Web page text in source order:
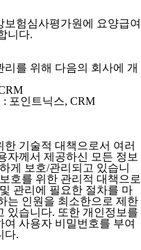
험심사평가원에 요양급여
니다.
를 위해 다음의 회사에 개
포인트닉스, CRM
기술적 대책으로서 여러
자께서 제공하신 모든 정보
게 보호/관리되고 있습니
호를 위한 관리적 대책으로
관리에 필요한 절차를 마
는 인원을 최소한으로 제한
있습니다. 또한 개인정보를
사용자 비밀번호를 부여
다.